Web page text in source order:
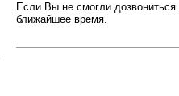
Если Вы не смогли
ближайшее время.